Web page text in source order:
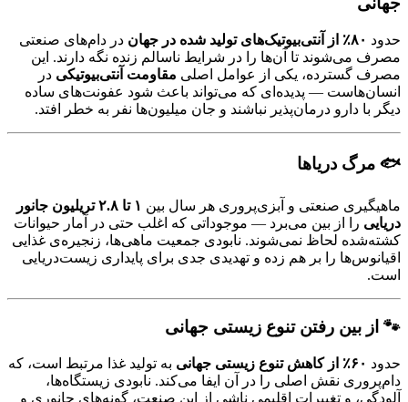
حدود ۸۰٪ از آنتی‌بیوتیک‌های تولید شده در جهان
در دام‌های صنعتی
مصرف می‌شوند تا آن‌ها را در شرایط ناسالم زنده نگه دارند. این
مصرف گسترده، یکی از عوامل اصلی مقاومت آنتی‌بیوتیکی در
انسان‌هاست — پدیده‌ای که می‌تواند باعث شود عفونت‌های ساده
دیگر با دارو درمان‌پذیر نباشند و جان میلیون‌ها نفر به خطر افتد.
🐟 مرگ دریاها
ماهیگیری صنعتی و آبزی‌پروری هر سال بین
۱ تا ۲.۸ تریلیون جانور
دریایی را از بین می‌برد — موجوداتی که اغلب حتی در آمار حیوانات
کشته‌شده لحاظ نمی‌شوند. نابودی جمعیت ماهی‌ها، زنجیره‌ی غذایی
اقیانوس‌ها را بر هم زده و تهدیدی جدی برای پایداری زیست‌دریایی
است.
🐾 از بین رفتن تنوع زیستی جهانی
حدود ۶۰٪ از کاهش تنوع زیستی جهانی
به تولید غذا مرتبط است، که
دام‌پروری نقش اصلی را در آن ایفا می‌کند. نابودی زیستگاه‌ها،
آلودگی، و تغییرات اقلیمی ناشی از این صنعت، گونه‌های جانوری و